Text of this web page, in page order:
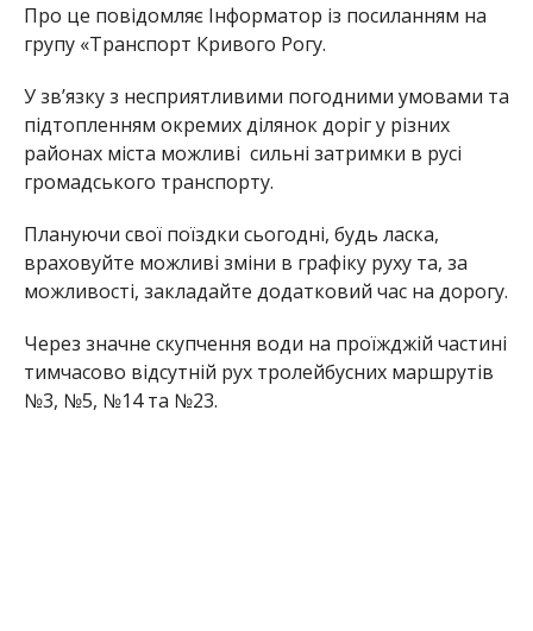
Про це повідомляє Інформатор із посиланням на
групу «Транспорт Кривого Рогу.
У зв’язку з несприятливими погодними умовами та
підтопленням окремих ділянок доріг у різних
районах міста можливі сильні затримки в русі
громадського транспорту.
Плануючи свої поїздки сьогодні, будь ласка,
враховуйте можливі зміни в графіку руху та, за
можливості, закладайте додатковий час на дорогу.
Через значне скупчення води на проїжджій частині
тимчасово відсутній рух тролейбусних маршрутів
№3, №5, №14 та №23.